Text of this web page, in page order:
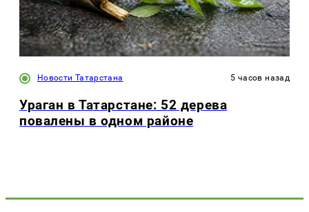
Новости Татарстана 5 часов назад
Ураган в Татарстане: 52 дерева
повалены в одном районе